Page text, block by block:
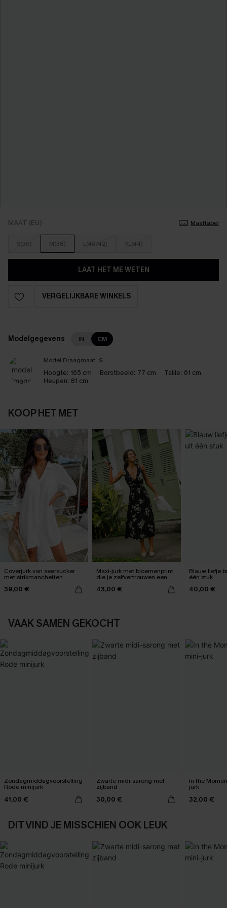
MAAT (EU) Maattabel
S(36) M(38) L(40/42) XL(44)
LAAT HET ME WETEN
VERGELIJKBARE WINKELS
Modelgegevens IN CM
Model Draagmaat: S
Hoogte: 165 cm Borstbeeld: 77 cm Taille: 61 cm
Heupen: 81 cm
KOOP HET MET
Coverjurk van seersucker
met strikmanchetten
39,00 €
Maxi-jurk met bloemenprint
die je zelfvertrouwen een
boost geeft
43,00 €
Blauw liefje
één stuk
40,00 €
VAAK SAMEN GEKOCHT
Zondagmiddagvoorstelling
Rode minijurk
41,00 €
Zwarte midi-sarong met
zijband
30,00 €
In the
jurk
32,00 €
DIT VIND JE MISSCHIEN OOK LEUK